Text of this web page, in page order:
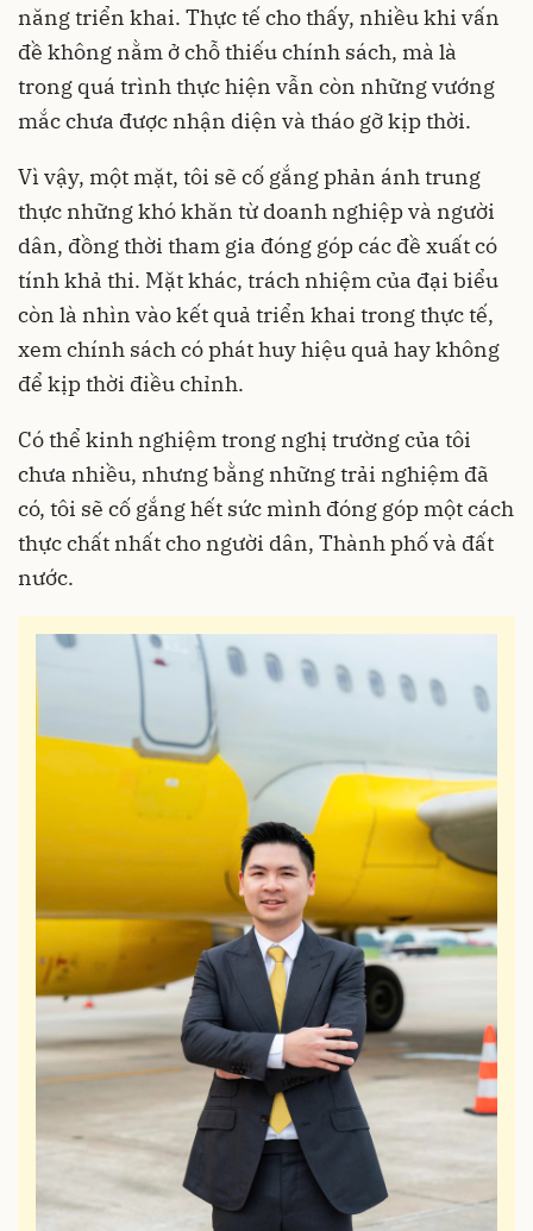
năng triển khai. Thực tế cho thấy, nhiều khi vấn
đề không nằm ở chỗ thiếu chính sách, mà là
trong quá trình thực hiện vẫn còn những vướng
mắc chưa được nhận diện và tháo gỡ kịp thời.
Vì vậy, một mặt, tôi sẽ cố gắng phản ánh trung
thực những khó khăn từ doanh nghiệp và người
dân, đồng thời tham gia đóng góp các đề xuất có
tính khả thi. Mặt khác, trách nhiệm của đại biểu
còn là nhìn vào kết quả triển khai trong thực tế,
xem chính sách có phát huy hiệu quả hay không
để kịp thời điều chỉnh.
Có thể kinh nghiệm trong nghị trường của tôi
chưa nhiều, nhưng bằng những trải nghiệm đã
có, tôi sẽ cố gắng hết sức mình đóng góp một cách
thực chất nhất cho người dân, Thành phố và đất
nước.